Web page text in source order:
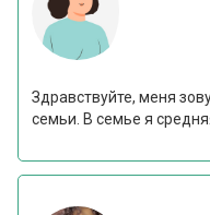
Здравствуйте, меня
семьи. В семье я